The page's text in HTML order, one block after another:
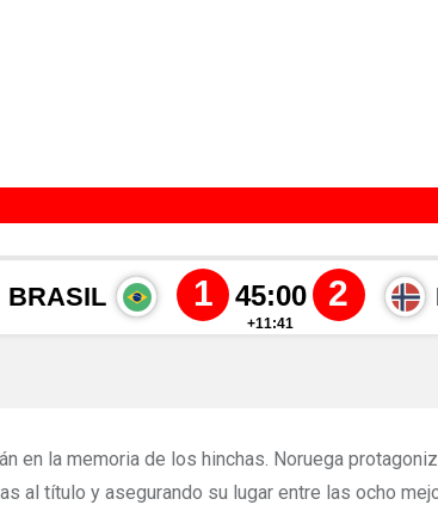
en la memoria de los hinchas. Noruega
al título y asegurando su lugar entre las ocho